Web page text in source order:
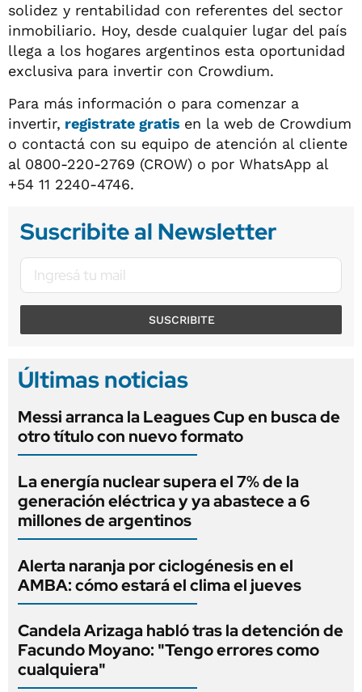
solidez y rentabilidad con referentes del sector
inmobiliario. Hoy, desde cualquier lugar del país
llega a los hogares argentinos esta oportunidad
exclusiva para invertir con Crowdium.
Para más información o para comenzar a
invertir, registrate gratis en la web de Crowdium
o contactá con su equipo de atención al cliente
al 0800-220-2769 (CROW) o por WhatsApp al
+54 11 2240-4746.
Suscribite al Newsletter
SUSCRIBITE
Últimas noticias
Messi arranca la Leagues Cup en busca de
otro título con nuevo formato
La energía nuclear supera el 7% de la
generación eléctrica y ya abastece a 6
millones de argentinos
Alerta naranja por ciclogénesis en el
AMBA: cómo estará el clima el jueves
Candela Arizaga habló tras la detención de
Facundo Moyano: "Tengo errores como
cualquiera"